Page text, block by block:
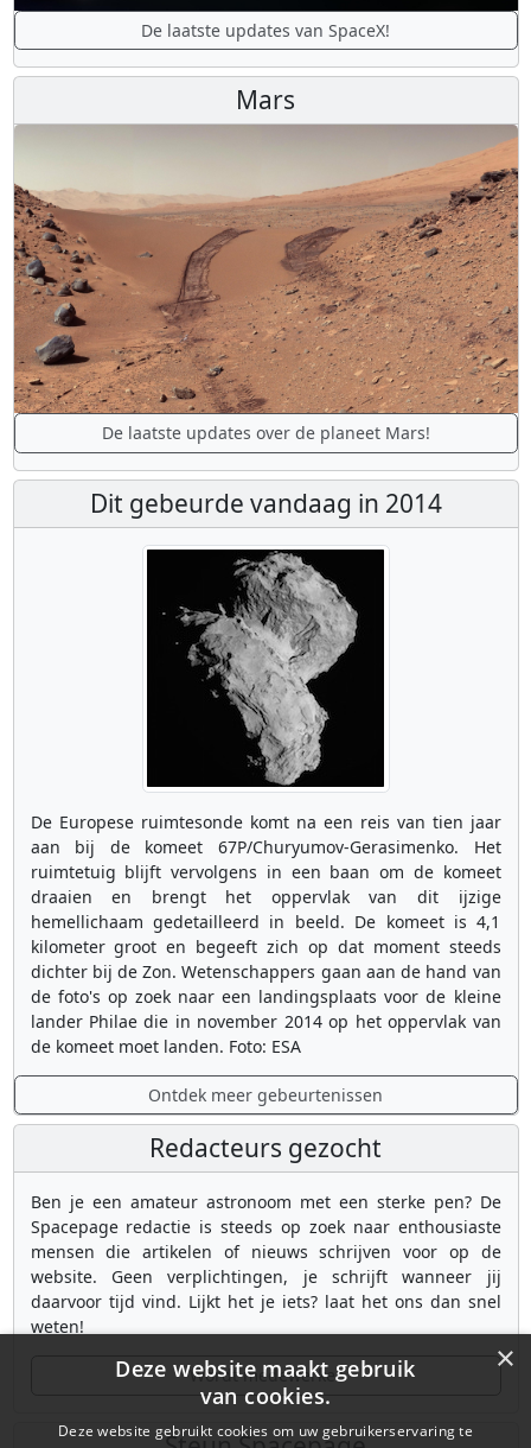
De laatste updates van SpaceX!
Mars
De laatste updates over de planeet Mars!
Dit gebeurde vandaag in 2014
De Europese ruimtesonde komt na een reis van tien jaar
aan bij de komeet 67P/Churyumov-Gerasimenko. Het
ruimtetuig blijft vervolgens in een baan om de komeet
draaien en brengt het oppervlak van dit ijzige
hemellichaam gedetailleerd in beeld. De komeet is 4,1
kilometer groot en begeeft zich op dat moment steeds
dichter bij de Zon. Wetenschappers gaan aan de hand van
de foto's op zoek naar een landingsplaats voor de kleine
lander Philae die in november 2014 op het oppervlak van
de komeet moet landen. Foto: ESA
Ontdek meer gebeurtenissen
Redacteurs gezocht
Ben je een amateur astronoom met een sterke pen? De
Spacepage redactie is steeds op zoek naar enthousiaste
mensen die artikelen of nieuws schrijven voor op de
website. Geen verplichtingen, je schrijft wanneer jij
daarvoor tijd vind. Lijkt het je iets? laat het ons dan snel
weten!
Wordt medewerker ×
Deze website maakt gebruik
van cookies.
Deze website gebruikt cookies om uw gebruikerservaring te